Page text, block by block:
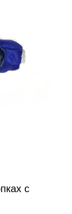
с